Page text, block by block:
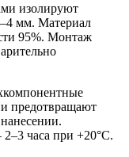
изолируют
мм. Материал
95%. Монтаж
предотвращают
часа при +20°C.